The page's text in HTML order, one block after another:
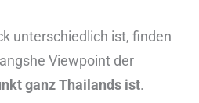
unterschiedlich ist, finden
Viewpoint der
ganz Thailands ist.